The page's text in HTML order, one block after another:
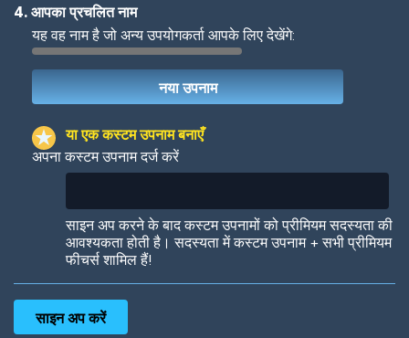
Woof Jungle Cats
4. आपका प्रचलित नाम
यह वह नाम है जो अन्य उपयोगकर्ता आपके लिए देखेंगे:
या एक कस्टम उपनाम बनाएँ
अपना कस्टम उपनाम दर्ज करें
साइन अप करने के बाद कस्टम उपनामों को प्रीमियम सदस्यता की
आवश्यकता होती है। सदस्यता में कस्टम उपनाम + सभी प्रीमियम
फीचर्स शामिल हैं!